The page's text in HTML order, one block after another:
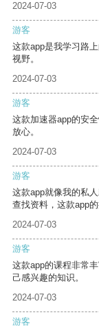
2024-07-03
游客
这款app是我学习路
视野。
2024-07-03
游客
这款加速器app的安
放心。
2024-07-03
游客
这款app就像我的私
查找资料，这款app
2024-07-03
游客
这款app的课程非常
己感兴趣的知识。
2024-07-03
游客